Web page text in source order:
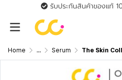
รับประกันสินค้าของแท้
Home ... Serum The Skin Collection Serum